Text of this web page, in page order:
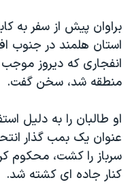
گالری عکس
آرشیو پخش زنده
اعتراضات زن، زندگی،
مجموعه مستندهای
تریبونال مردمی آبان ۹۸
چهل سال گروگان‌گیری
قانون شفافیت دارائی
اعتراضات مردمی آبان ۹۸
براوان پیش از سفر به
استان هلمند در جنوب
انفجاری که ديروز موجب
منطقه شد، سخن گفت.
عنوان یک بمب گذار
سرباز را کشت، محکوم
کنار جاده ای کشته شد.